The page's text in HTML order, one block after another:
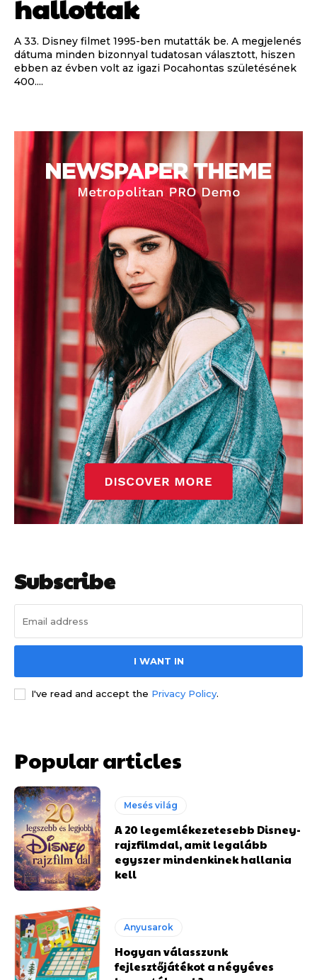
hallottak
A 33. Disney filmet 1995-ben mutatták be. A megjelenés
dátuma minden bizonnyal tudatosan választott, hiszen
ebben az évben volt az igazi Pocahontas születésének
400....
Subscribe
I WANT IN
I've read and accept the Privacy Policy.
Popular articles
Mesés világ
A 20 legemlékezetesebb Disney-
rajzfilmdal, amit legalább
egyszer mindenkinek hallania
kell
Anyusarok
Hogyan válasszunk
fejlesztőjátékot a négyéves